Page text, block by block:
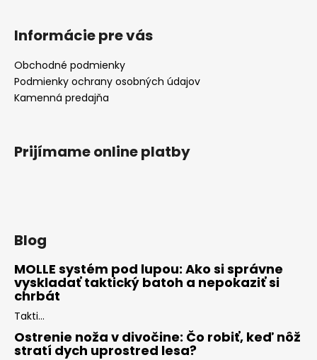
Informácie pre vás
Obchodné podmienky
Podmienky ochrany osobných údajov
Kamenná predajňa
Prijímame online platby
Blog
MOLLE systém pod lupou: Ako si správne
vyskladať taktický batoh a nepokaziť si
chrbát
Takti...
Ostrenie noža v divočine: Čo robiť, keď nôž
stratí dych uprostred lesa?